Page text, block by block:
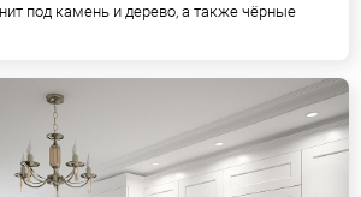
под камень и дерево, а также чёрные